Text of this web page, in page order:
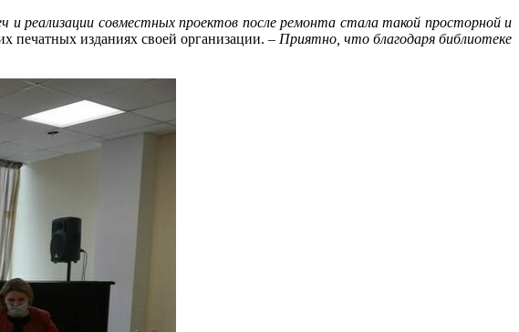
реализации совместных проектов после ремонта стала такой просторной и
печатных изданиях своей организации. – Приятно, что благодаря библиотеке